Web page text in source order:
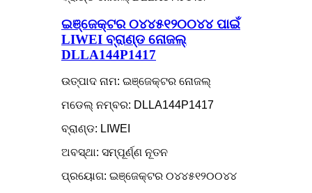
ଇଞ୍ଜେକ୍ଟର ୦୪୪୫୧୨୦୦୪୪ ପାଇଁ
LIWEI ବ୍ରାଣ୍ଡ ନୋଜଲ୍
DLLA144P1417
ଉତ୍ପାଦ ନାମ: ଇଞ୍ଜେକ୍ଟର ନୋଜଲ୍
ମଡେଲ୍ ନମ୍ବର: DLLA144P1417
ବ୍ରାଣ୍ଡ: LIWEI
ଅବସ୍ଥା: ସମ୍ପୂର୍ଣ୍ଣ ନୂତନ
ପ୍ରୟୋଗ: ଇଞ୍ଜେକ୍ଟର ୦୪୪୫୧୨୦୦୪୪